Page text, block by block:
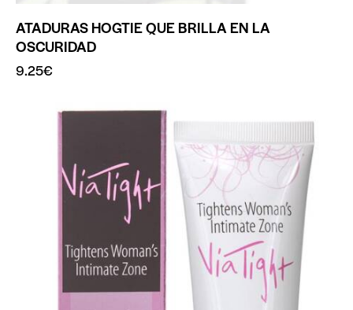
ATADURAS HOGTIE QUE BRILLA EN LA
OSCURIDAD
9.25€